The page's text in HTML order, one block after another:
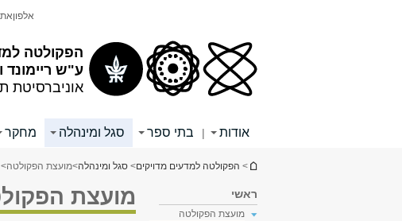
הפקולטה
ע"ש ריימונד
אוניברסיטת
אלפון
אודות | בתי ספר סגל ומינהלה מחקר
הינך נמצא כאן
> הפקולטה למדעים מדויקים> סגל ומינהלה>מועצת הפקולטה
ראשי
מועצת הפקולטה
מועצת